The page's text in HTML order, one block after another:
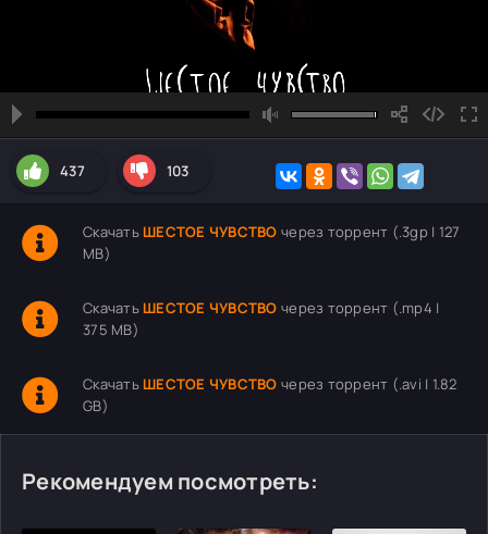
437 103
Скачать ШЕСТОЕ ЧУВСТВО через торрент (.3gp | 127
MB)
Скачать ШЕСТОЕ ЧУВСТВО через торрент (.mp4 |
375 MB)
Скачать ШЕСТОЕ ЧУВСТВО через торрент (.avi | 1.82
GB)
Рекомендуем посмотреть: